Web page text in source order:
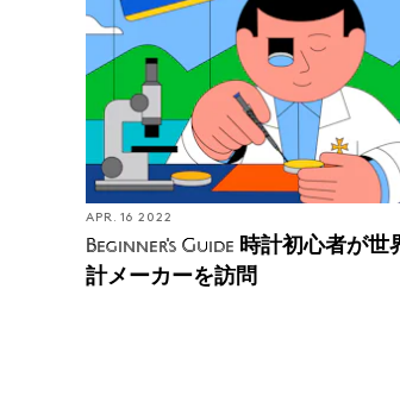
APR. 16 2022
Beginner's Guide 時計初心者が世
計メーカーを訪問